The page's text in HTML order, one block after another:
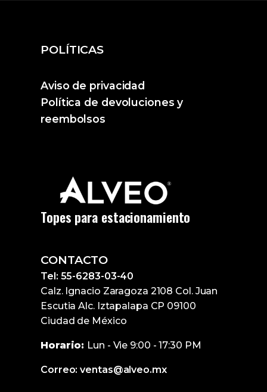
POLÍTICAS
Aviso de privacidad
Política de devoluciones y
reembolsos
Topes para estacionamiento
CONTACTO
Tel: 55-6283-03-40
Calz. Ignacio Zaragoza 2108 Col. Juan
Escutia Alc. Iztapalapa CP 09100
Ciudad de México
Horario: Lun - Vie 9:00 - 17:30 PM
Correo: ventas@alveo.mx